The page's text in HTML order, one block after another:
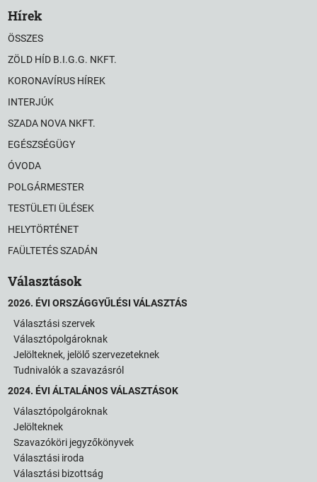
Hírek
ÖSSZES
ZÖLD HÍD B.I.G.G. NKFT.
KORONAVÍRUS HÍREK
INTERJÚK
SZADA NOVA NKFT.
EGÉSZSÉGÜGY
ÓVODA
POLGÁRMESTER
TESTÜLETI ÜLÉSEK
HELYTÖRTÉNET
FAÜLTETÉS SZADÁN
Választások
2026. ÉVI ORSZÁGGYŰLÉSI VÁLASZTÁS
Választási szervek
Választópolgároknak
Jelölteknek, jelölő szervezeteknek
Tudnivalók a szavazásról
2024. ÉVI ÁLTALÁNOS VÁLASZTÁSOK
Választópolgároknak
Jelölteknek
Szavazóköri jegyzőkönyvek
Választási iroda
Választási bizottság